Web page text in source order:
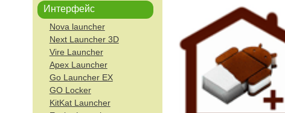
Интерфейс
Nova launcher
Next Launcher 3D
Vire Launcher
Apex Launcher
Go Launcher EX
GO Locker
KitKat Launcher